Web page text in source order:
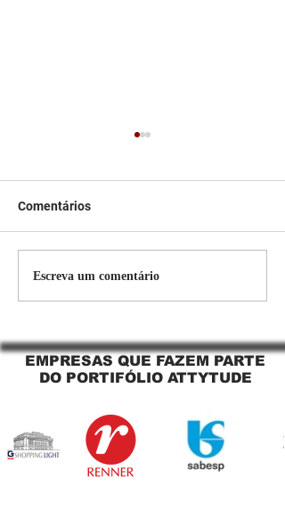
Persiana Rolo Tela Solar:
O Segredo para uma
Comentários
Escreva um comentário
EMPRESAS QUE FAZEM PARTE
DO PORTIFÓLIO ATTYTUDE